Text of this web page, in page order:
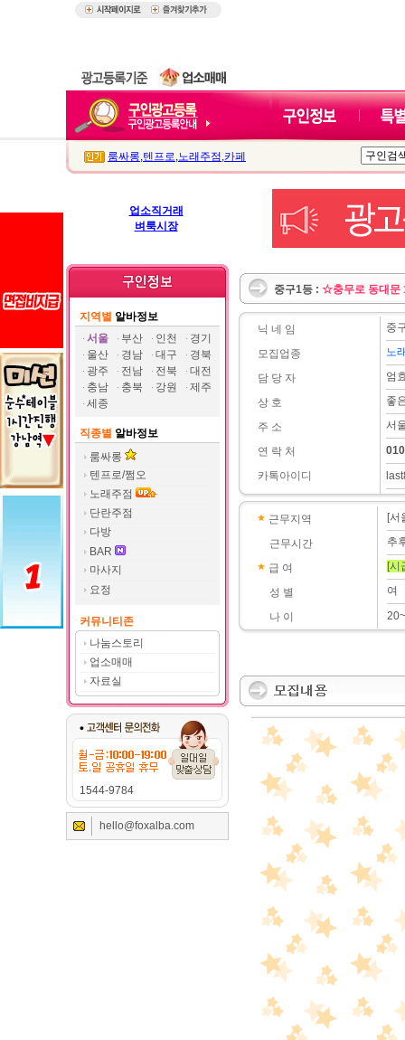
룸싸롱,텐프로,노래주점 ,카페
업소직거래
벼룩시장
지역별 알바정보
서울
부산 인천
경기
울산
경남 대구
경북
광주
전남 전북
대전
충남
충북 강원
제주
세종
직종별 알바정보
룸싸롱
텐프로/쩜오
노래주점
단란주점
다방
BAR
마사지
요정
커뮤니티존
나눔스토리
업소매매
자료실
1544-9784
hello@foxalba.com
중구1등 : ☆충무로 동대문
닉 네 임
모집업종
담 당 자
상 호
주 소
연 락 처
카톡아이디
중
노
엄
좋
서
근무지역
근무시간
급 여
성 별
나 이
[서
추
[시
여
20~